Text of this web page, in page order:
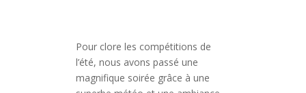
Pour clore les compétitions de
l’été, nous avons passé une
magnifique soirée grâce à une